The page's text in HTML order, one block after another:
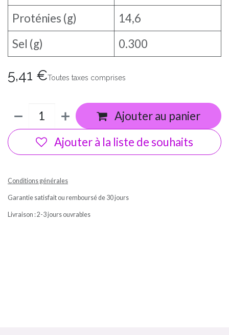
Proténies (g)
14,6
Sel (g)
0.300
5,41 €Toutes taxes comprises
Ajouter au panier
Ajouter à la liste de souhaits
Conditions générales
Garantie satisfait ou remboursé de 30 jours
Livraison : 2-3 jours ouvrables